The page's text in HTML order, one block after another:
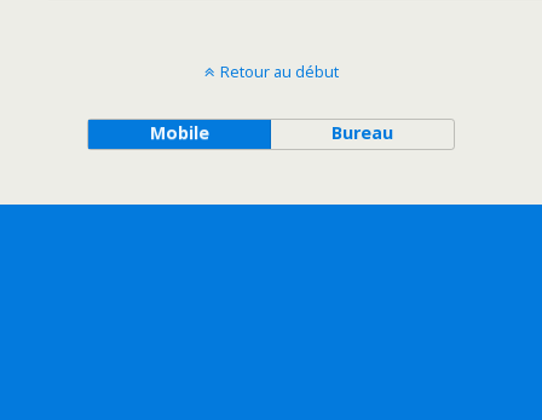
Retour au début
Mobile Bureau